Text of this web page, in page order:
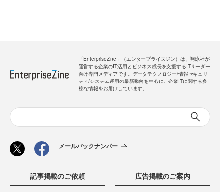
「EnterpriseZine」（エンタープライズジン）は、翔泳社が
運営する企業のIT活用とビジネス成長を支援するITリーダー
向け専門メディアです。データテクノロジー/情報セキュリ
ティ/システム運用の最新動向を中心に、企業ITに関する多
様な情報をお届けしています。
メールバックナンバー
記事掲載のご依頼 広告掲載のご案内